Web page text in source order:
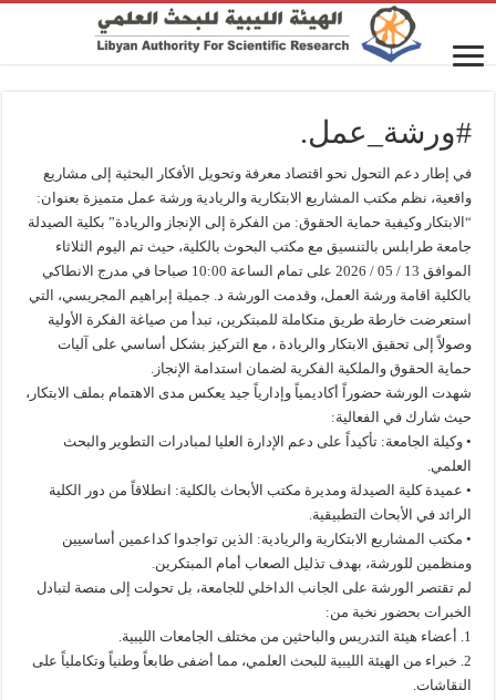
#ورشة_عمل.
في إطار دعم التحول نحو اقتصاد معرفة وتحويل الأفكار البحثية إلى مشاريع
واقعية، نظم مكتب المشاريع الابتكارية والريادية ورشة عمل متميزة بعنوان:
“الابتكار وكيفية حماية الحقوق: من الفكرة إلى الإنجاز والريادة” بكلية الصيدلة
جامعة طرابلس بالتنسيق مع مكتب البحوث بالكلية، حيث تم اليوم الثلاثاء
الموافق 13 / 05 / 2026 على تمام الساعة 10:00 صباحا في مدرج الانطاكي
بالكلية اقامة ورشة العمل، وقدمت الورشة د. جميلة إبراهيم المجريسي، التي
استعرضت خارطة طريق متكاملة للمبتكرين، تبدأ من صياغة الفكرة الأولية
وصولاً إلى تحقيق الابتكار والريادة ، مع التركيز بشكل أساسي على آليات
حماية الحقوق والملكية الفكرية لضمان استدامة الإنجاز.
شهدت الورشة حضوراً أكاديمياً وإدارياً جيد يعكس مدى الاهتمام بملف الابتكار،
حيث شارك في الفعالية:
• وكيلة الجامعة: تأكيداً على دعم الإدارة العليا لمبادرات التطوير والبحث
العلمي.
• عميدة كلية الصيدلة ومديرة مكتب الأبحاث بالكلية: انطلاقاً من دور الكلية
الرائد في الأبحاث التطبيقية.
• مكتب المشاريع الابتكارية والريادية: الذين تواجدوا كداعمين أساسيين
ومنظمين للورشة، بهدف تذليل الصعاب أمام المبتكرين.
لم تقتصر الورشة على الجانب الداخلي للجامعة، بل تحولت إلى منصة لتبادل
الخبرات بحضور نخبة من:
1. أعضاء هيئة التدريس والباحثين من مختلف الجامعات الليبية.
2. خبراء من الهيئة الليبية للبحث العلمي، مما أضفى طابعاً وطنياً وتكاملياً على
النقاشات.